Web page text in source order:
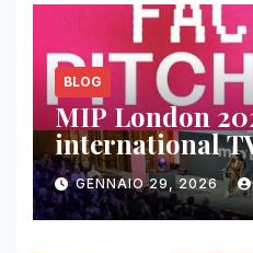
BLOG
MIP London
international
streaming
GENNAIO 29, 2026